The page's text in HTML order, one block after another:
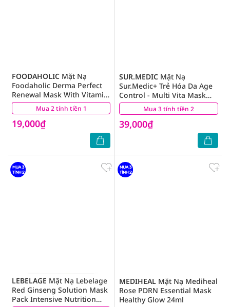
Mua 2 tính tiền 1
FOODAHOLIC Mặt Nạ
Foodaholic Derma Perfect
Renewal Mask With Vitamin
D Phục Hồi Da 23g
19,000₫
(20) Mua 3 tính tiền 2
SUR.MEDIC Mặt Nạ
Sur.Medic+ Trẻ Hóa Da Age
Control - Multi Vita Mask
30g
39,000₫
(7)
LEBELAGE Mặt Nạ Lebelage
Red Ginseng Solution Mask
Pack Intensive Nutrition
MEDIHEAL Mặt Nạ Mediheal
Rose PDRN Essential Mask
Healthy Glow 24ml